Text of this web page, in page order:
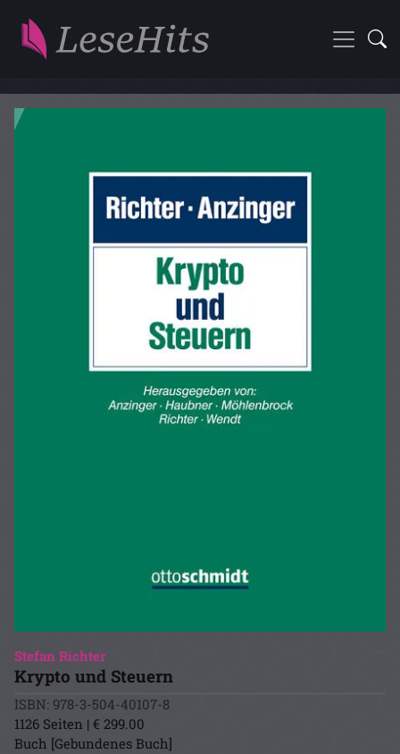
Stefan Richter
Krypto und Steuern
ISBN: 978-3-504-40107-8
1126 Seiten | € 299.00
Buch [Gebundenes Buch]